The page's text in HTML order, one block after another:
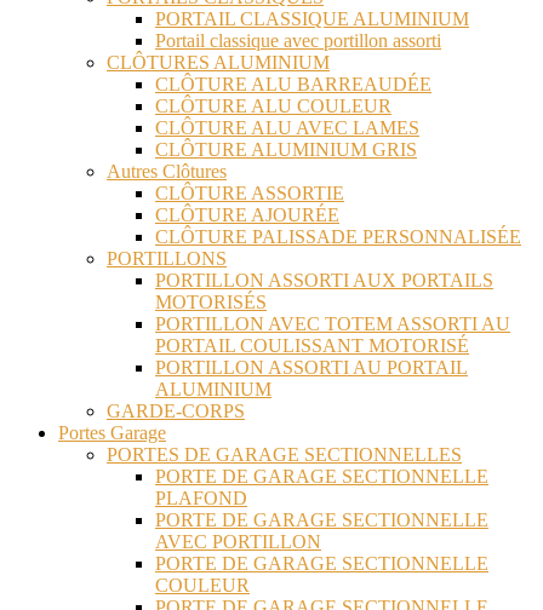
PORTAIL CLASSIQUE ALUMINIUM
Portail classique avec portillon assorti
CLÔTURES ALUMINIUM
CLÔTURE ALU BARREAUDÉE
CLÔTURE ALU COULEUR
CLÔTURE ALU AVEC LAMES
CLÔTURE ALUMINIUM GRIS
Autres Clôtures
CLÔTURE ASSORTIE
CLÔTURE AJOURÉE
CLÔTURE PALISSADE PERSONNALISÉE
PORTILLONS
PORTILLON ASSORTI AUX PORTAILS
MOTORISÉS
PORTILLON AVEC TOTEM ASSORTI AU
PORTAIL COULISSANT MOTORISÉ
PORTILLON ASSORTI AU PORTAIL
ALUMINIUM
GARDE-CORPS
Portes Garage
PORTES DE GARAGE SECTIONNELLES
PORTE DE GARAGE SECTIONNELLE
PLAFOND
PORTE DE GARAGE SECTIONNELLE
AVEC PORTILLON
PORTE DE GARAGE SECTIONNELLE
COULEUR